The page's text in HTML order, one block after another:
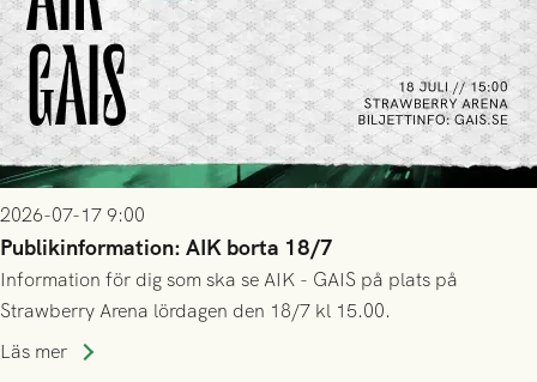
2026-07-17 9:00
Publikinformation: AIK borta 18/7
Information för dig som ska se AIK - GAIS på plats på
Strawberry Arena lördagen den 18/7 kl 15.00.
Läs mer